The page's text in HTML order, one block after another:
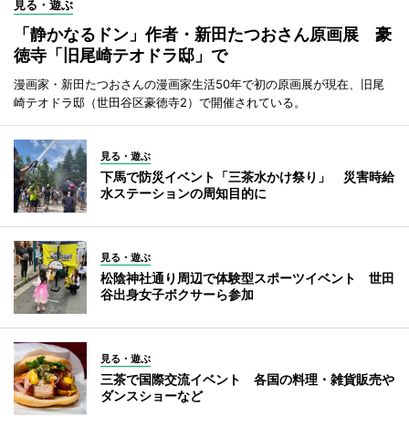
見る・遊ぶ
「静かなるドン」作者・新田たつおさん原画展 豪
徳寺「旧尾崎テオドラ邸」で
漫画家・新田たつおさんの漫画家生活50年で初の原画展が現在、旧尾
崎テオドラ邸（世田谷区豪徳寺2）で開催されている。
見る・遊ぶ
下馬で防災イベント「三茶水かけ祭り」 災害時給
水ステーションの周知目的に
見る・遊ぶ
松陰神社通り周辺で体験型スポーツイベント 世田
谷出身女子ボクサーら参加
見る・遊ぶ
三茶で国際交流イベント 各国の料理・雑貨販売や
ダンスショーなど